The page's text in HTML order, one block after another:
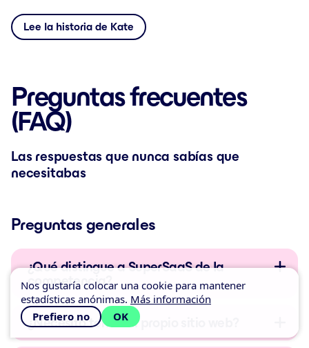
Lee la historia de Kate
Preguntas frecuentes
(FAQ)
Las respuestas que nunca sabías que
necesitabas
Preguntas generales
¿Qué distingue a SuperSaaS de la
competencia?
¿Necesito tener mi propio sitio web?
Nos gustaría colocar una cookie para mantener
estadísticas anónimas. Más información
Prefiero no
OK